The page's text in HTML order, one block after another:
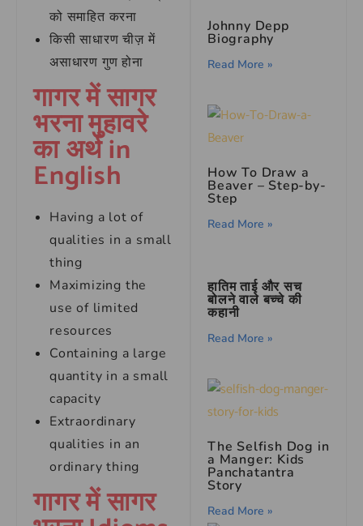
को समाहित करना
किसी साधारण चीज़ में
असाधारण गुण होना
गागर में सागर
भरना मुहावरे
का अर्थ in
English
Having a lot of
qualities in a small
thing
Maximizing the
use of limited
resources
Containing a large
quantity in a small
capacity
Extraordinary
qualities in an
ordinary thing
गागर में सागर
Johnny Depp
Biography
Read More »
How To Draw a
Beaver – Step-by-
Step
Read More »
हातिम ताई और सच
बोलने वाले बच्चे की
कहानी
Read More »
The Selfish Dog in
a Manger: Kids
Panchatantra
Story
Read More »